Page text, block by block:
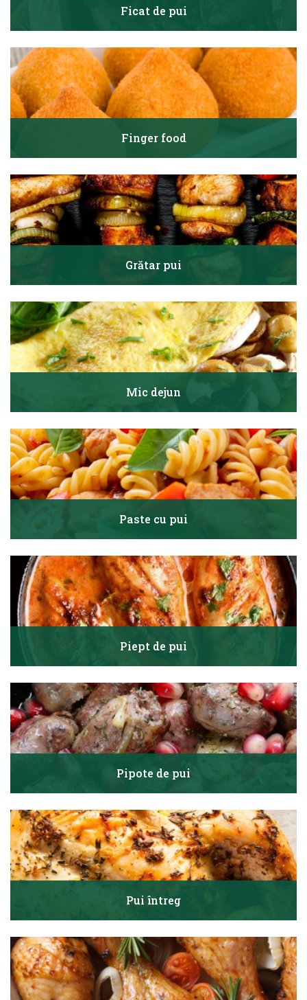
Ficat de pui
Finger food
Grătar pui
Mic dejun
Paste cu pui
Piept de pui
Pipote de pui
Pui întreg